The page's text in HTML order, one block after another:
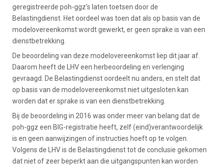
geregistreerde poh-ggz's laten toetsen door de
Belastingdienst. Het oordeel was toen dat als op basis van de
modelovereenkomst wordt gewerkt, er geen sprake is van een
dienstbetrekking.
De beoordeling van deze modelovereenkomst liep dit jaar af.
Daarom heeft de LHV een herbeoordeling en verlenging
gevraagd. De Belastingdienst oordeelt nu anders, en stelt dat
op basis van de modelovereenkomst niet uitgesloten kan
worden dat er sprake is van een dienstbetrekking.
Bij de beoordeling in 2016 was onder meer van belang dat de
poh-ggz een BIG-registratie heeft, zelf (eind)verantwoordelijk
is en geen aanwijzingen of instructies hoeft op te volgen.
Volgens de LHV is de Belastingdienst tot de conclusie gekomen
dat niet of zeer beperkt aan die uitgangspunten kan worden